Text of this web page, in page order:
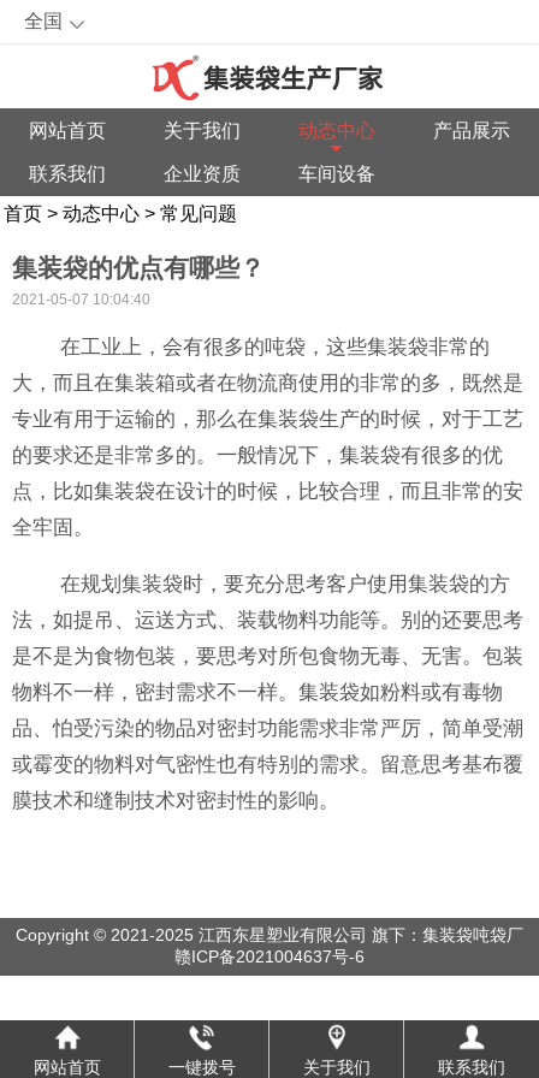
全国
网站首页 关于我们 动态中心 产品展示
联系我们 企业资质
车间设备
首页 > 动态中心 > 常见问题
集装袋的优点有哪些？
2021-05-07 10:04:40
在工业上，会有很多的吨袋，这些集装袋非常的
大，而且在集装箱或者在物流商使用的非常的多，既然是
专业有用于运输的，那么在集装袋生产的时候，对于工艺
的要求还是非常多的。一般情况下，集装袋有很多的优
点，比如集装袋在设计的时候，比较合理，而且非常的安
全牢固。
在规划集装袋时，要充分思考客户使用集装袋的方
法，如提吊、运送方式、装载物料功能等。别的还要思考
是不是为食物包装，要思考对所包食物无毒、无害。包装
物料不一样，密封需求不一样。集装袋如粉料或有毒物
品、怕受污染的物品对密封功能需求非常严厉，简单受潮
或霉变的物料对气密性也有特别的需求。留意思考基布覆
膜技术和缝制技术对密封性的影响。
Copyright © 2021-2025 江西东星塑业有限公司 旗下：集装袋吨袋厂
赣ICP备2021004637号-6
网站首页 一键拨号 关于我们 联系我们